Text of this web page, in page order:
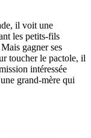
il voit une
les petits-fils
gagner ses
toucher le pactole, il
intéressée
grand-mère qui